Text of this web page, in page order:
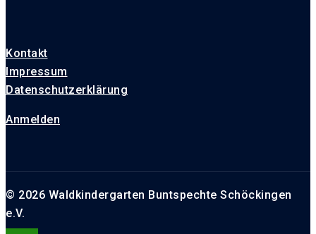
Kontakt
Impressum
Datenschutzerklärung
Anmelden
© 2026 Waldkindergarten Buntspechte Schöckingen
e.V.